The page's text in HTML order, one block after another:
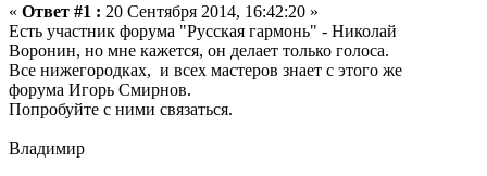
« Ответ #1 : 20 Сентября 2014, 16:42:20 »
Есть участник форума "Русская гармонь" - Николай
Воронин, но мне кажется, он делает только голоса.
Все нижегородках, и всех мастеров знает с этого же
форума Игорь Смирнов.
Попробуйте с ними связаться.
Владимир